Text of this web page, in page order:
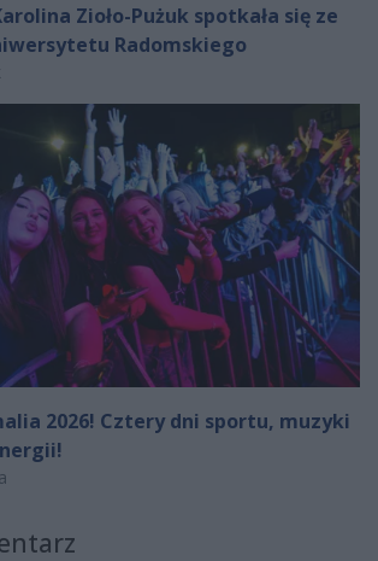
Zioło-Pużuk spotkała się ze
Radomskiego
2026! Cztery dni sportu, muzyki